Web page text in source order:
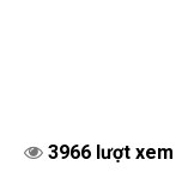
3966 lượt xem